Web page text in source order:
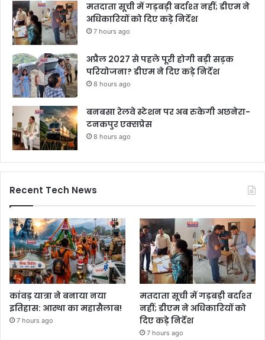
मतदाता सूची में गड़बड़ी बर्दाश्त नहीं; डीएम ने
अधिकारियों को दिए कड़े निर्देश
7 hours ago
अप्रैल 2027 से पहले पूरी होगी बड़ी सड़क
परियोजना? डीएम ने दिए कड़े निर्देश
8 hours ago
बनबसा रेलवे स्टेशन पर अब रुकेगी अछनेरा-
टनकपुर एक्सप्रेस
8 hours ago
Recent Tech News
कांवड़ यात्रा ने बनाया नया
इतिहास: आस्था का महासैलाब!
7 hours ago
मतदाता सूची में गड़बड़ी बर्दाश्त
नहीं; डीएम ने अधिकारियों को
दिए कड़े निर्देश
7 hours ago